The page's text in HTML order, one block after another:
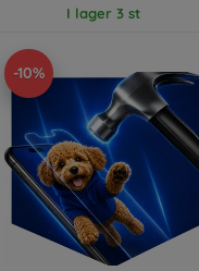
I lager 3 st
-10%